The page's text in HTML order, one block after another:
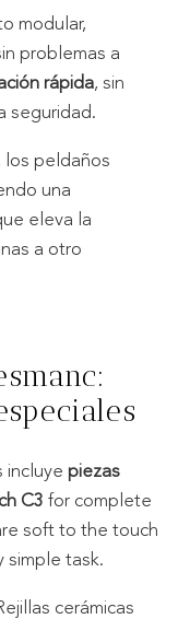
modular,
problemas a
rápida, sin
seguridad.
los peldaños
una
eleva la
a otro
incluye piezas
C3 for complete
soft to the touch
simple task.
cerámicas